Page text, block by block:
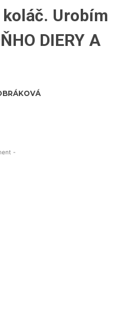
Urobím
DIERY A
-